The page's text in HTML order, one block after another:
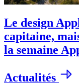
Le design
capitaine,
la semaine
Actualités